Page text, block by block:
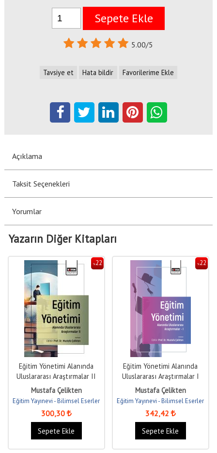
Sepete Ekle
5.00/5
Tavsiye et Hata bildir Favorilerime Ekle
Açıklama
Taksit Seçenekleri
Yorumlar
Yazarın Diğer Kitapları
%22
Eğitim Yönetimi Alanında
Uluslararası Araştırmalar II
Mustafa Çelikten
Eğitim Yayınevi - Bilimsel Eserler
300,30
Sepete Ekle
%22
Eğitim Yönetimi Alanında
Uluslararası Araştırmalar I
Mustafa Çelikten
Eğitim Yayınevi - Bilimsel Eserler
342,42
Sepete Ekle